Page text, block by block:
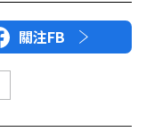
關注FB